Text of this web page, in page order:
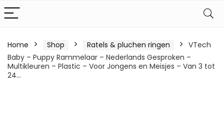
Home Shop Ratels & pluchen ringen
VTech
Baby – Puppy Rammelaar – Nederlands Gesproken –
Multikleuren – Plastic – Voor Jongens en Meisjes – Van 3 tot
24…